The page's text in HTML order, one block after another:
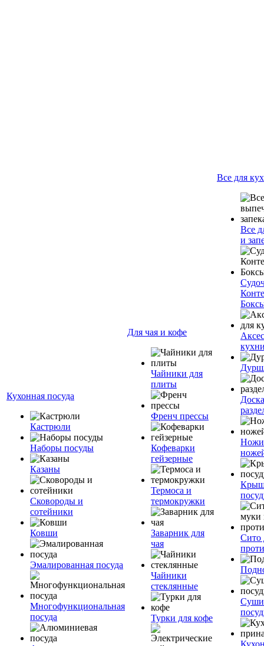
Кухонная посуда
Кастрюли
Наборы посуды
Казаны
Сковороды и
сотейники
Ковши
Эмалированная посуда
Многофункциональная
посуда
Для чая и кофе
Чайники для
плиты
Френч прессы
Кофеварки
гейзерные
Термоса и
термокружки
Заварник для
чая
Чайники
стеклянные
Турки для кофе
Все для
Все
и
Доска
Сито